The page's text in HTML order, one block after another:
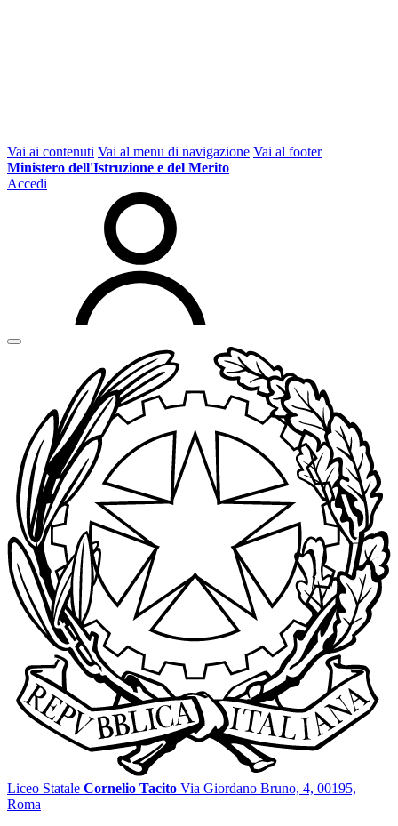
Vai ai contenuti Vai al menu di navigazione Vai al footer
Ministero dell'Istruzione e del Merito
Accedi
Liceo Statale Cornelio Tacito Via Giordano Bruno, 4, 00195,
Roma